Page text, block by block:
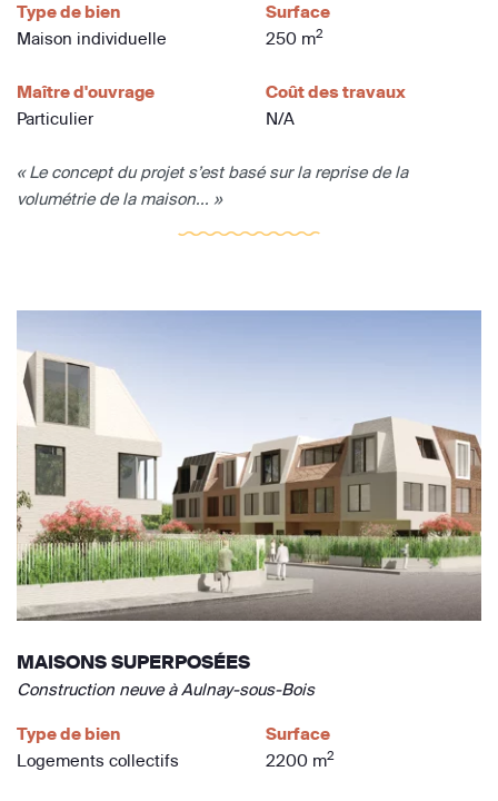
Type de bien
Maison individuelle
Surface
250 m2
Maître d'ouvrage
Particulier
Coût des travaux
N/A
« Le concept du projet s’est basé sur la reprise de la
volumétrie de la maison... »
MAISONS SUPERPOSÉES
Construction neuve à Aulnay-sous-Bois
Type de bien
Logements collectifs
Surface
2200 m2